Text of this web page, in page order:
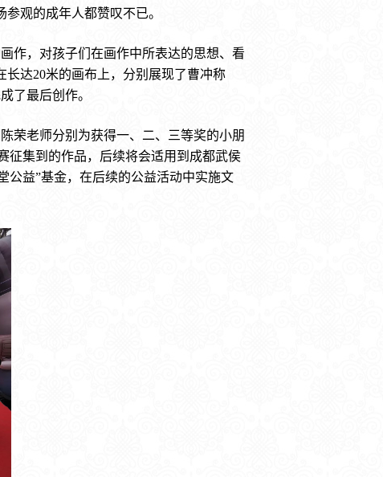
观的成年人都赞叹不已。
作，对孩子们在画作中所表达的思想、看
达20米的画布上，分别展现了曹冲称
了最后创作。
荣老师分别为获得一、二、三等奖的小朋
征集到的作品，后续将会适用到成都武侯
公益”基金，在后续的公益活动中实施文